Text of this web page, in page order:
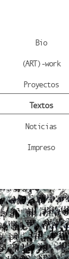
Bio
(ART)-work
Proyectos
Textos
Noticias
Impreso